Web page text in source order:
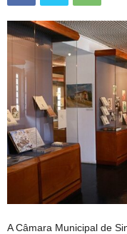
A Câmara Municipal de